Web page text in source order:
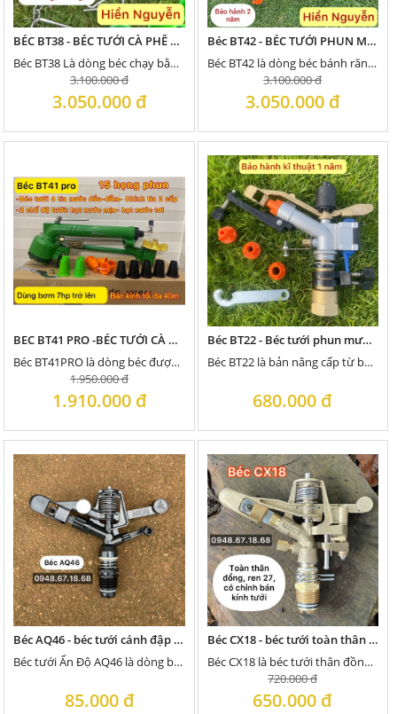
BÉC BT38 - BÉC TƯỚI CÀ PHÊ 2024, ĐƯỢC NÂNG CẤP CẢI TIẾN TỪ ROCKET 38 RUỘT ĐỒNG
Béc BT38 Là dòng béc chạy bằng bánh răng, xẻ tia bằng đinh móc được cải tiến từ ROCKET38 ruột...
3.100.000 đ
3.050.000 đ
Béc BT42 - BÉC TƯỚI PHUN MƯA CÓ 3 TIA , XẺ TIA 2 CẤP ĐỘ, TƯỚI NƯỚC CÓ CẶN ,KHÁNG GIÓ TỐT
Béc BT42 là dòng béc bánh răng nên quay êm, tưới đều hơn với 3 tia nước, được cải tiến...
3.100.000 đ
3.050.000 đ
BEC BT41 PRO -BÉC TƯỚI CÀ PHÊ 2024 , BÁN KÍNH PHUN TỐI ĐA 41 MÉT 1 BÊN
Béc BT41PRO là dòng béc được cải tiến thêm họng phun phụ phía trên, có tổng cộng 4 tia nước...
1.950.000 đ
1.910.000 đ
Béc BT22 - Béc tưới phun mưa bán kính 18m
Béc BT22 là bản nâng cấp từ béc AX22, có 2 họng phun: 1 họng phun chính và 1 họng...
680.000 đ
Béc AQ46 - béc tưới cánh đập gắn ống 27 ren ngoài, bán kính tưới 12m
Béc tưới Ấn Độ AQ46 là dòng béc bướm gắn vào ống phi 27, có bán kính tưới tối đa...
85.000 đ
Béc CX18 - béc tưới toàn thân bằng đồng gắn ống 27 bơm 750w (1HP)
Béc CX18 là béc tưới thân đồng, ren 27, có thể điều chỉnh bán kính tưới và chỉnh góc xoay,...
720.000 đ
650.000 đ